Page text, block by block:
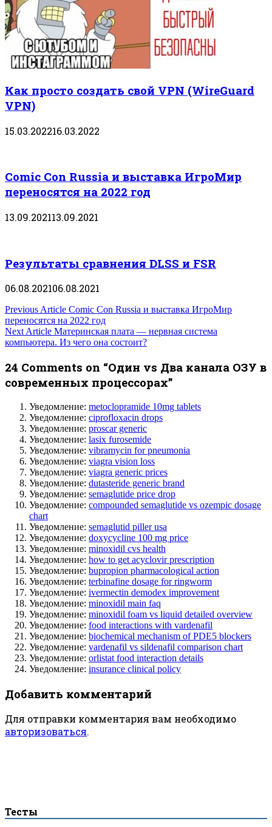
Как просто создать свой VPN (WireGuard
VPN)
15.03.202216.03.2022
Comic Con Russia и выставка ИгроМир
переносятся на 2022 год
13.09.202113.09.2021
Результаты сравнения DLSS и FSR
06.08.202106.08.2021
Навигация
по
записям
Previous Article Comic Con Russia и выставка ИгроМир
переносятся на 2022 год
Next Article Материнская плата — нервная система
компьютера. Из чего она состоит?
24 Comments on “Один vs Два канала ОЗУ в
современных процессорах”
Уведомление: metoclopramide 10mg tablets
Уведомление: ciprofloxacin drops
Уведомление: proscar generic
Уведомление: lasix furosemide
Уведомление: vibramycin for pneumonia
Уведомление: viagra vision loss
Уведомление: viagra generic prices
Уведомление: dutasteride generic brand
Уведомление: semaglutide price drop
Уведомление: compounded semaglutide vs ozempic dosage
chart
Уведомление: semaglutid piller usa
Уведомление: doxycycline 100 mg price
Уведомление: minoxidil cvs health
Уведомление: how to get acyclovir prescription
Уведомление: bupropion pharmacological action
Уведомление: terbinafine dosage for ringworm
Уведомление: ivermectin demodex improvement
Уведомление: minoxidil main faq
Уведомление: minoxidil foam vs liquid detailed overview
Уведомление: food interactions with vardenafil
Уведомление: biochemical mechanism of PDE5 blockers
Уведомление: vardenafil vs sildenafil comparison chart
Уведомление: orlistat food interaction details
Уведомление: insurance clinical policy
Добавить комментарий
Для отправки комментария вам необходимо
авторизоваться.
Тесты